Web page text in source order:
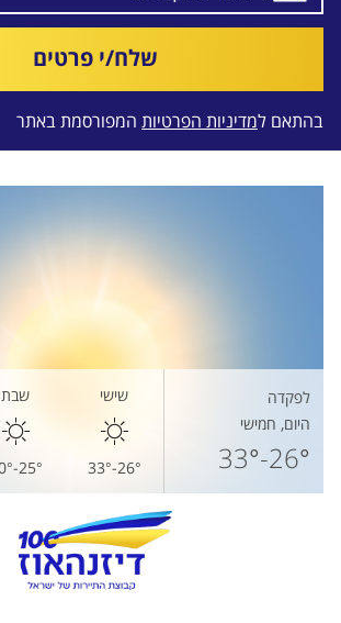
שלח/י פרטים
בהתאם למדיניות הפרטיות המפורסמת באתר
לפקדה
היום, חמישי
26°-33°
שישי
26°-33°
שבת
25°-30°